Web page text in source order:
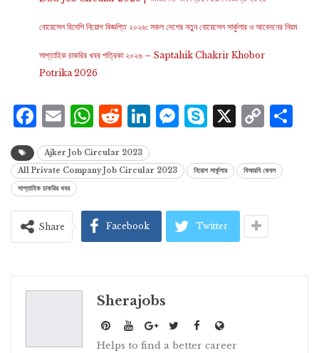
বোয়েসেল বিদেশি নিয়োগ বিজ্ঞপ্তি ২০২৬: সকল দেশের নতুন বোয়েসেল সার্কুলার ও আবেদনের নিয়ম
সাপ্তাহিক চাকরির খবর পত্রিকা ২০২৬ – Saptahik Chakrir Khobor
Potrika 2026
Facebook
Email
WhatsApp
Reddit
LinkedIn
Messenger
Skype
X
Ajker Job Circular 2023
All Private Company Job Circular 2023
নিয়োগ সার্কুলার
বিআরবি কেবল
সাপ্তাহিক চাকরির খবর
Share Facebook Twitter
Sherajobs
Helps to find a better career